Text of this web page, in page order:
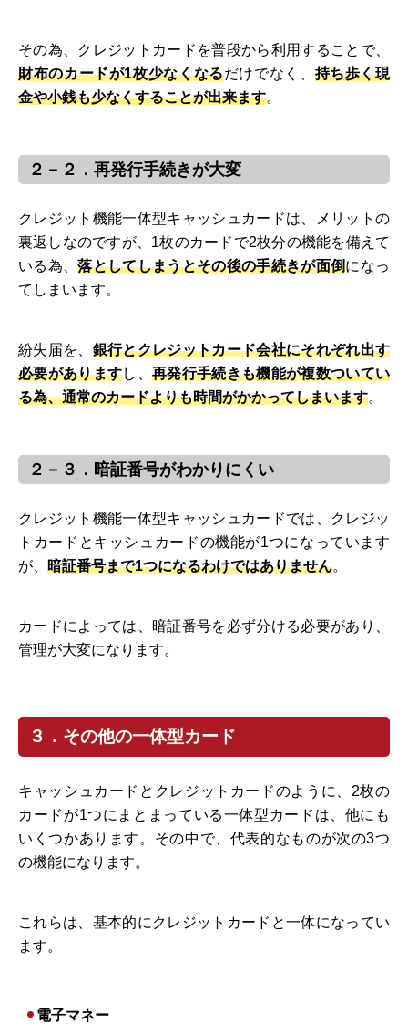
その為、クレジットカードを普段から利用することで、
財布のカードが1枚少なくなるだけでなく、 持ち歩く現
金や小銭も少なくすることが出来ます。
２－２．再発行手続きが大変
クレジット機能一体型キャッシュカードは、メリットの
裏返しなのですが、1枚のカードで2枚分の機能を備えて
いる為、落としてしまうとその後の手続きが面倒になっ
てしまいます。
紛失届を、 銀行とクレジットカード会社にそれぞれ出す
必要がありますし、再発行手続きも機能が複数ついてい
る為、通常のカードよりも時間がかかってしまいます。
２－３．暗証番号がわかりにくい
クレジット機能一体型キャッシュカードでは、クレジッ
トカードとキッシュカードの機能が1つになっています
が、 暗証番号まで1つになるわけではありません。
カードによっては、暗証番号を必ず分ける必要があり、
管理が大変になります。
３．その他の一体型カード
キャッシュカードとクレジットカードのように、2枚の
カードが1つにまとまっている一体型カードは、他にも
いくつかあります。その中で、代表的なものが次の3つ
の機能になります。
これらは、基本的にクレジットカードと一体になってい
ます。
電子マネー